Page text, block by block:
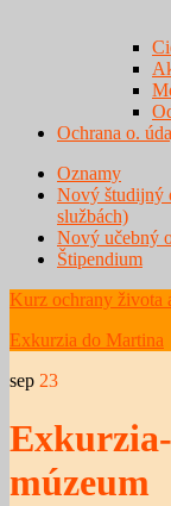
Ochrana o.
Oznamy
Nový študijný
službách)
Nový učebný
Štipendium
Kurz ochrany života
Exkurzia do Martina
sep 23
múzeum